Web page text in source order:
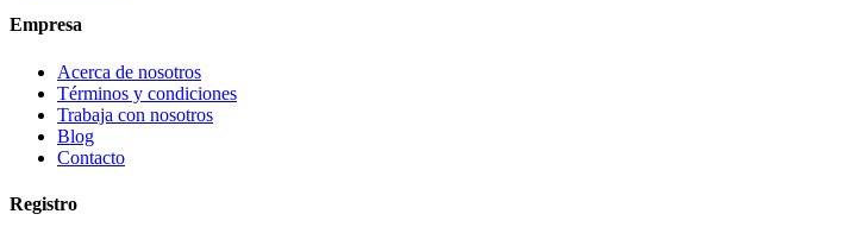
Empresa
Acerca de nosotros
Términos y condiciones
Trabaja con nosotros
Blog
Contacto
Registro